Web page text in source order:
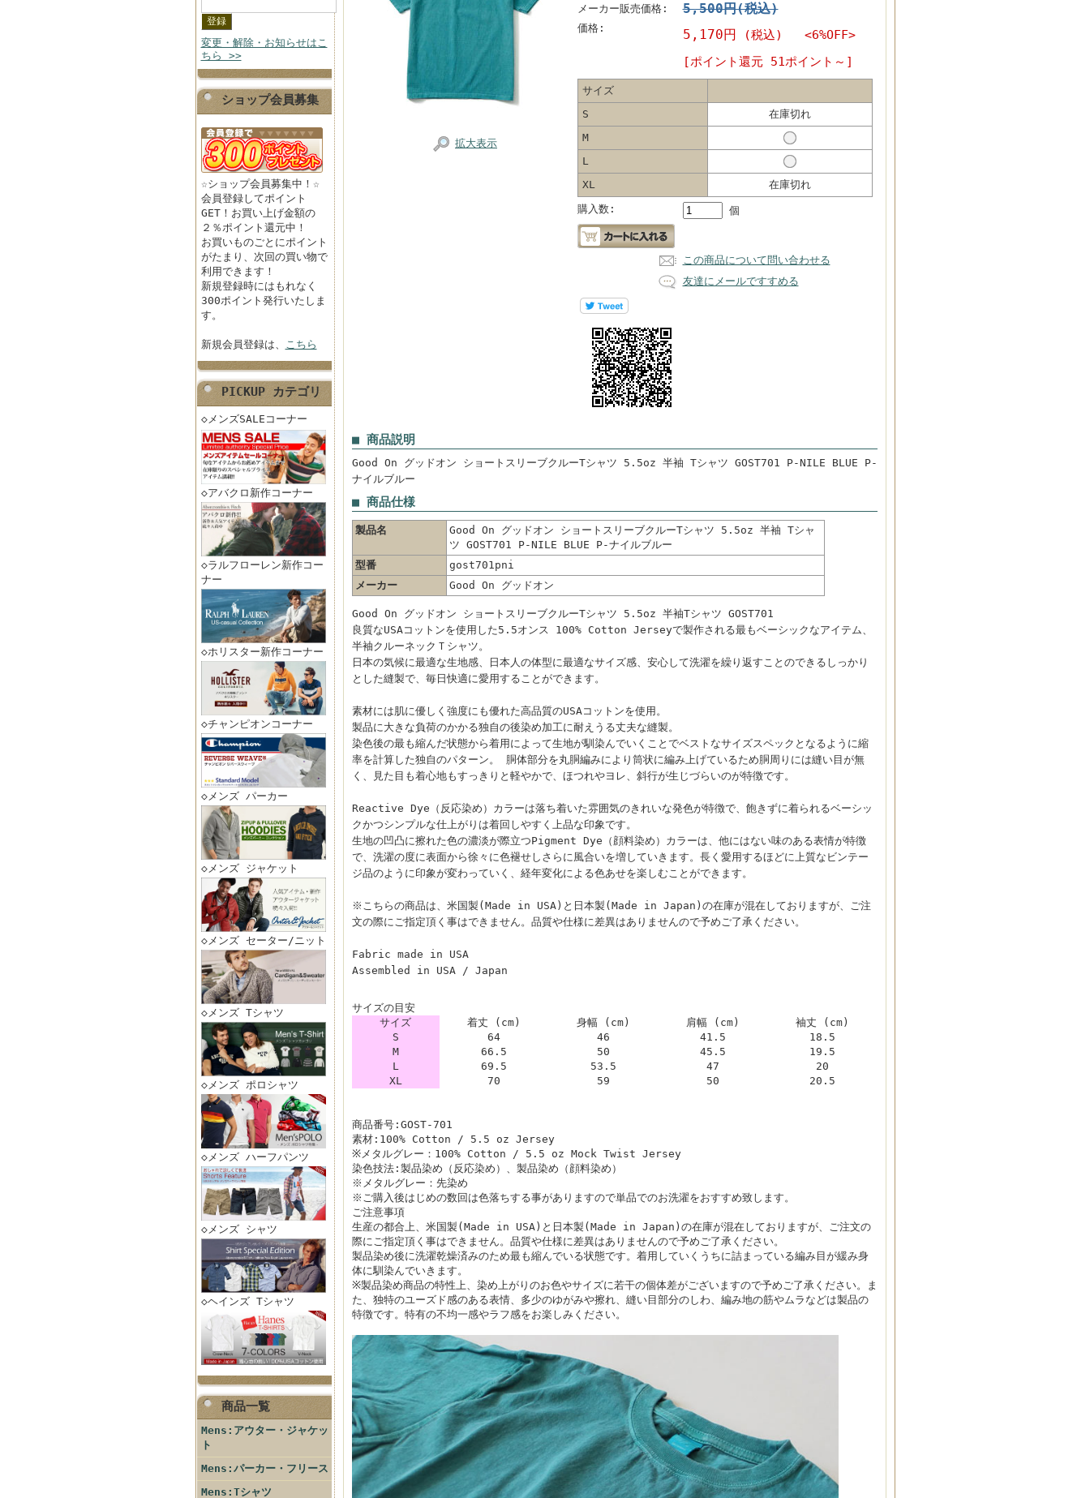
変更・解除・お知らせはこ
ちら >>
ショップ会員募集
☆ショップ会員募集中！☆
会員登録してポイント
GET！お買い上げ金額の
２％ポイント還元中！
お買いものごとにポイント
がたまり、次回の買い物で
利用できます！
新規登録時にはもれなく
300ポイント発行いたしま
す。
新規会員登録は、 こちら
PICKUP カテゴリ
◇メンズSALEコーナー
◇アバクロ新作コーナー
◇ラルフローレン新作コー
ナー
◇ホリスター新作コーナー
◇チャンピオンコーナー
◇メンズ パーカー
◇メンズ ジャケット
◇メンズ セーター/ニット
◇メンズ Tシャツ
◇メンズ ポロシャツ
◇メンズ ハーフパンツ
◇メンズ シャツ
◇ヘインズ Tシャツ
商品一覧
Mens:アウター・ジャケッ
ト
Mens:パーカー・フリース
Mens:Tシャツ
拡大表示
メーカー販売価格:
5,500円(税込)
価格: 5,170円 (税込) <6%OFF>
[ポイント還元 51ポイント～]
サイズ
S
在庫切れ
M
L
XL
在庫切れ
購入数:
個
この商品について問い合わせる
友達にメールですすめる
■ 商品説明
Good On グッドオン ショートスリーブクルーTシャツ 5.5oz 半袖 Tシャツ GOST701 P-NILE BLUE P-
ナイルブルー
■ 商品仕様
製品名
Good On グッドオン ショートスリーブクルーTシャツ 5.5oz 半袖 Tシャ
ツ GOST701 P-NILE BLUE P-ナイルブルー
型番
gost701pni
メーカー
Good On グッドオン
Good On グッドオン ショートスリーブクルーTシャツ 5.5oz 半袖Tシャツ GOST701
良質なUSAコットンを使用した5.5オンス 100% Cotton Jerseyで製作される最もベーシックなアイテム、
半袖クルーネックＴシャツ。
日本の気候に最適な生地感、日本人の体型に最適なサイズ感、安心して洗濯を繰り返すことのできるしっかり
とした縫製で、毎日快適に愛用することができます。
素材には肌に優しく強度にも優れた高品質のUSAコットンを使用。
製品に大きな負荷のかかる独自の後染め加工に耐えうる丈夫な縫製。
染色後の最も縮んだ状態から着用によって生地が馴染んでいくことでベストなサイズスペックとなるように縮
率を計算した独自のパターン。 胴体部分を丸胴編みにより筒状に編み上げているため胴周りには縫い目が無
く、見た目も着心地もすっきりと軽やかで、ほつれやヨレ、斜行が生じづらいのが特徴です。
Reactive Dye（反応染め）カラーは落ち着いた雰囲気のきれいな発色が特徴で、飽きずに着られるベーシッ
クかつシンプルな仕上がりは着回しやすく上品な印象です。
生地の凹凸に擦れた色の濃淡が際立つPigment Dye（顔料染め）カラーは、他にはない味のある表情が特徴
で、洗濯の度に表面から徐々に色褪せしさらに風合いを増していきます。長く愛用するほどに上質なビンテー
ジ品のように印象が変わっていく、経年変化による色あせを楽しむことができます。
※こちらの商品は、米国製(Made in USA)と日本製(Made in Japan)の在庫が混在しておりますが、ご注
文の際にご指定頂く事はできません。品質や仕様に差異はありませんので予めご了承ください。
Fabric made in USA
Assembled in USA / Japan
サイズの目安
サイズ
着丈 (cm) 身幅 (cm) 肩幅 (cm)
袖丈 (cm)
S
64 46 41.5
18.5
M
66.5 50 45.5
19.5
L
69.5 53.5 47
20
XL
70 59 50 20.5
商品番号:GOST-701
素材:100% Cotton / 5.5 oz Jersey
※メタルグレー：100% Cotton / 5.5 oz Mock Twist Jersey
染色技法:製品染め（反応染め）、製品染め（顔料染め）
※メタルグレー：先染め
※ご購入後はじめの数回は色落ちする事がありますので単品でのお洗濯をおすすめ致します。
ご注意事項
生産の都合上、米国製(Made in USA)と日本製(Made in Japan)の在庫が混在しておりますが、ご注文の
際にご指定頂く事はできません。品質や仕様に差異はありませんので予めご了承ください。
製品染め後に洗濯乾燥済みのため最も縮んでいる状態です。着用していくうちに詰まっている編み目が緩み身
体に馴染んでいきます。
※製品染め商品の特性上、染め上がりのお色やサイズに若干の個体差がございますので予めご了承ください。ま
た、独特のユーズド感のある表情、多少のゆがみや擦れ、縫い目部分のしわ、編み地の筋やムラなどは製品の
特徴です。特有の不均一感やラフ感をお楽しみください。